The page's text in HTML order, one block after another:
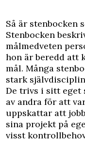
Så är stenbocken
Stenbocken
målmedveten
hon är beredd att
mål. Många
stark
De trivs i sitt eget
av andra för att
uppskattar att
sina projekt på
visst